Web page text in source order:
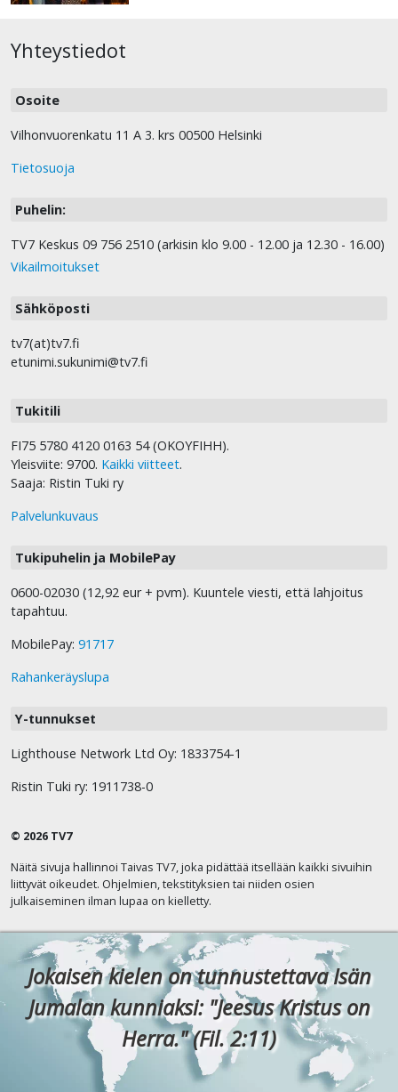
Yhteystiedot
Osoite
Vilhonvuorenkatu 11 A 3. krs 00500 Helsinki
Tietosuoja
Puhelin:
TV7 Keskus 09 756 2510 (arkisin klo 9.00 - 12.00 ja 12.30 - 16.00)
Vikailmoitukset
Sähköposti
tv7(at)tv7.fi
etunimi.sukunimi@tv7.fi
Tukitili
FI75 5780 4120 0163 54 (OKOYFIHH).
Yleisviite: 9700. Kaikki viitteet.
Saaja: Ristin Tuki ry
Palvelunkuvaus
Tukipuhelin ja MobilePay
0600-02030 (12,92 eur + pvm). Kuuntele viesti, että lahjoitus
tapahtuu.
MobilePay: 91717
Rahankeräyslupa
Y-tunnukset
Lighthouse Network Ltd Oy: 1833754-1
Ristin Tuki ry: 1911738-0
© 2026 TV7
Näitä sivuja hallinnoi Taivas TV7, joka pidättää itsellään kaikki sivuihin
liittyvät oikeudet. Ohjelmien, tekstityksien tai niiden osien
julkaiseminen ilman lupaa on kielletty.
Jokaisen kielen on tunnustettava Isän
Jumalan kunniaksi: "Jeesus Kristus on
Herra." (Fil. 2:11)